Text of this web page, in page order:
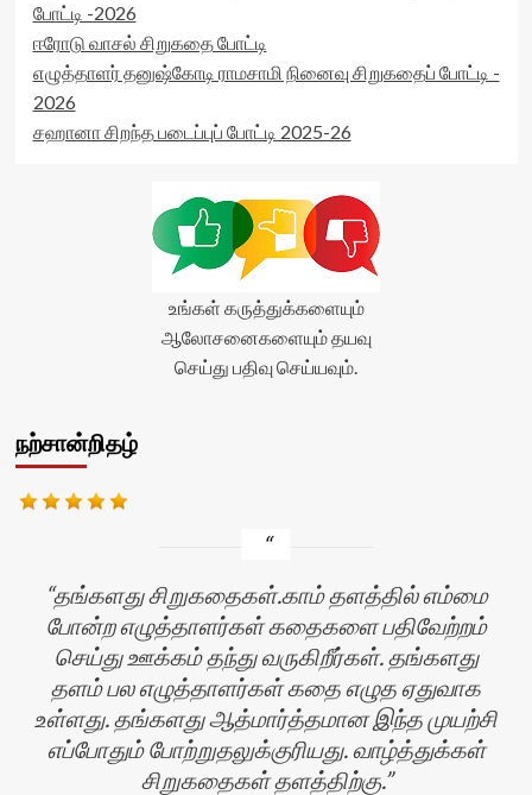
போட்டி -2026
ஈரோடு வாசல் சிறுகதை போட்டி
எழுத்தாளர் தனுஷ்கோடி ராமசாமி நினைவு சிறுகதைப் போட்டி -
2026
சஹானா சிறந்த படைப்புப் போட்டி 2025-26
உங்கள் கருத்துக்களையும்
ஆலோசனைகளையும் தயவு
செய்து பதிவு செய்யவும்.
நற்சான்றிதழ்
தங்களது சிறுகதைகள்.காம் தளத்தில் எம்மை
போன்ற எழுத்தாளர்கள் கதைகளை பதிவேற்றம்
செய்து ஊக்கம் தந்து வருகிறீர்கள். தங்களது
தளம் பல எழுத்தாளர்கள் கதை எழுத ஏதுவாக
உள்ளது. தங்களது ஆத்மார்த்தமான இந்த முயற்சி
எப்போதும் போற்றுதலுக்குரியது. வாழ்த்துக்கள்
சிறுகதைகள் தளத்திற்கு.